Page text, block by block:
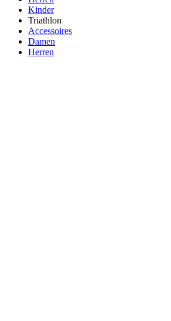
Kinder
Triathlon
Accessoires
Damen
Herren